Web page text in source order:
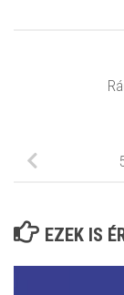
EZEK IS